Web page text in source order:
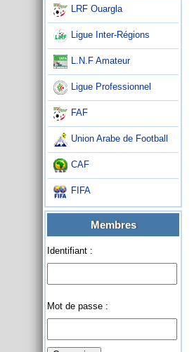
LRF Ouargla
Ligue Inter-Régions
L.N.F Amateur
Ligue Professionnel
FAF
Union Arabe de Football
CAF
FIFA
Membres
Identifiant :
Mot de passe :